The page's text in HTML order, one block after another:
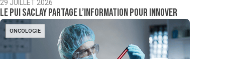
29 JUILLET 2026
Le PUI Saclay partage l’information pour innover
ONCOLOGIE